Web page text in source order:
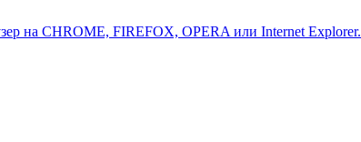
на CHROME, FIREFOX, OPERA или Internet Explorer.